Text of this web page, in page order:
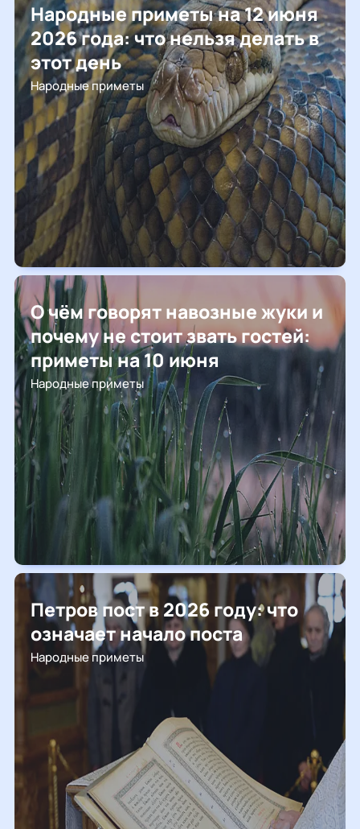
Народные приметы на 12 июня
2026 года: что нельзя делать в
этот день
Народные приметы
О чём говорят навозные жуки и
почему не стоит звать гостей:
приметы на 10 июня
Народные приметы
Петров пост в 2026 году: что
означает начало поста
Народные приметы